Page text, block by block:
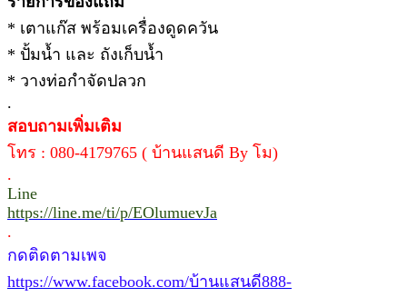
* เตาแก๊ส พร้อมเครื่องดูดควัน
* ปั้มน้ำ และ ถังเก็บน้ำ
* วางท่อกำจัดปลวก
.
สอบถามเพิ่มเติม
โทร : 080-4179765 ( บ้านแสนดี By โม)
.
Line
https://line.me/ti/p/EOlumuevJa
.
กดติดตามเพจ
https://www.facebook.com/บ้านแสนดี888-